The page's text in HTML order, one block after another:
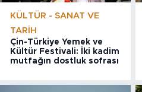
KÜLTÜR - SANAT VE
TARIH
Çin-Türkiye Yemek ve
Kültür Festivali: İki kadim
mutfağın dostluk sofrası